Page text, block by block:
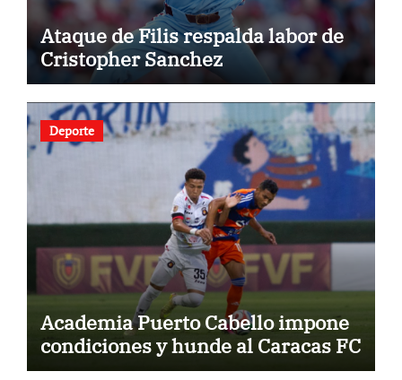
Ataque de Filis respalda labor de
Cristopher Sanchez
Deporte
Academia Puerto Cabello impone
condiciones y hunde al Caracas FC